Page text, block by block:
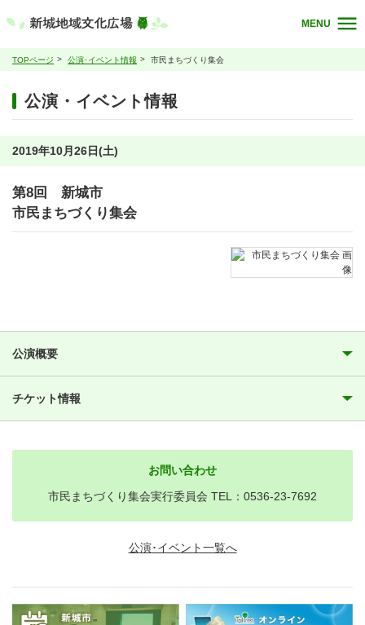
MENU
TOPページ 公演･イベント情報 市民まちづくり集会
公演・イベント情報
2019年10月26日(土)
第8回 新城市
市民まちづくり集会
公演概要
チケット情報
お問い合わせ
市民まちづくり集会実行委員会 TEL：0536-23-7692
公演･イベント一覧へ